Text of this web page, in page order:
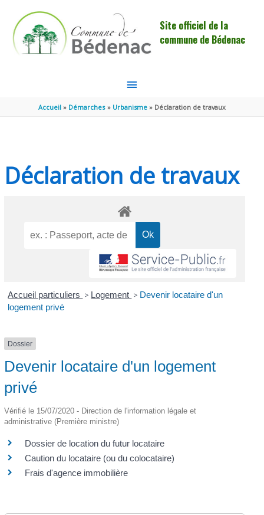
Site officiel de la
commune de Bédenac
MENU
PRINCIPAL
Accueil Démarches Urbanisme Déclaration de travaux
Déclaration de travaux
Accueil particuliers > Logement > Devenir locataire d'un
logement privé
Dossier
Devenir locataire d'un logement
privé
Vérifié le 15/07/2020 - Direction de l'information légale et
administrative (Première ministre)
Dossier de location du futur locataire
Caution du locataire (ou du colocataire)
Frais d'agence immobilière